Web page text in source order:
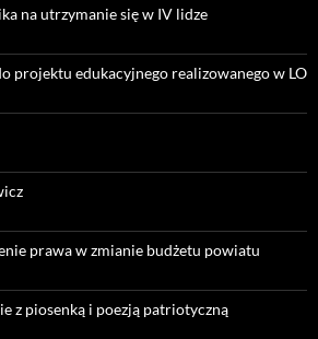
na utrzymanie się w IV lidze
projektu edukacyjnego realizowanego w LO
prawa w zmianie budżetu powiatu
z piosenką i poezją patriotyczną